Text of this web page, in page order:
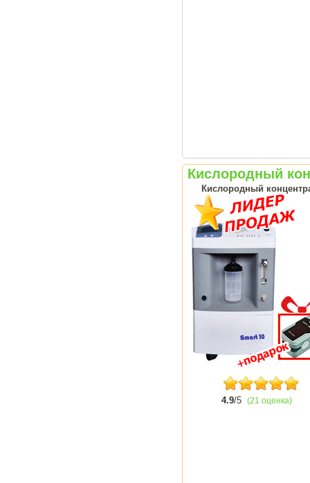
Кислородный
Кислородный
4.9/5 (21 оценка)